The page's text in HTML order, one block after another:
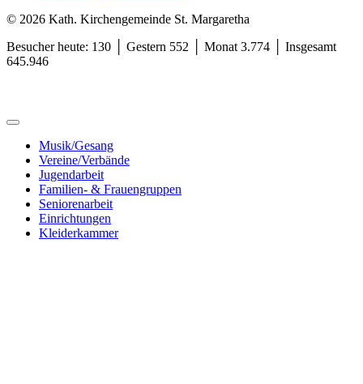
© 2026 Kath. Kirchengemeinde St. Margaretha
Besucher heute: 130 │ Gestern 552 │ Monat 3.774 │ Insgesamt
645.946
Musik/Gesang
Vereine/Verbände
Jugendarbeit
Familien- & Frauengruppen
Seniorenarbeit
Einrichtungen
Kleiderkammer